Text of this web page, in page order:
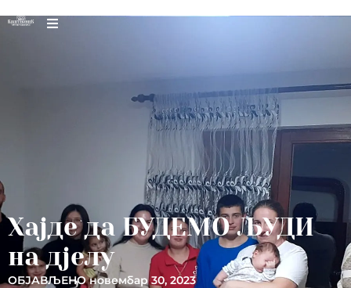
Хајде да БУДЕМО ЉУДИ
на дјелу
ОБЈАВЉЕНО новембар 30, 2023